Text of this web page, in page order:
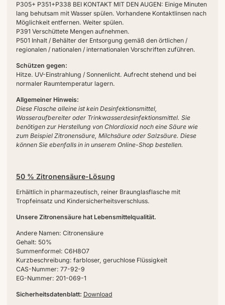
P305+ P351+P338 BEI KONTAKT MIT DEN AUGEN: Einige Minuten
lang behutsam mit Wasser spülen. Vorhandene Kontaktlinsen nach
Möglichkeit entfernen. Weiter spülen.
P391 Verschüttete Mengen aufnehmen.
P501 Inhalt / Behälter der Entsorgung gemäß den örtlichen /
regionalen / nationalen / internationalen Vorschriften zuführen.
Schützen gegen:
Hitze. UV-Einstrahlung / Sonnenlicht. Aufrecht stehend und bei
normaler Raumtemperatur lagern.
Allgemeiner Hinweis:
Diese Flasche alleine ist kein Desinfektionsmittel,
Wasseraufbereiter oder Trinkwasserdesinfektionsmittel. Sie
benötigen zur Herstellung von Chlordioxid noch eine Säure wie
zum Beispiel Zitronensäure, Milchsäure oder Salzsäure. Diese
können Sie ebenfalls in in unserem Online-Shop bestellen.
50 % Zitronensäure-Lösung
Erhältlich in pharmazeutisch, reiner Braunglasflasche mit
Tropfeinsatz und Kindersicherheitsverschluss.
Unsere Zitronensäure hat Lebensmittelqualität.
Andere Namen: Citronensäure
Gehalt: 50%
Summenformel: C6H8O7
Kurzbeschreibung: farbloser, geruchlose Flüssigkeit
CAS-Nummer: 77-92-9
EG-Nummer: 201-069-1
Sicherheitsdatenblatt: Download